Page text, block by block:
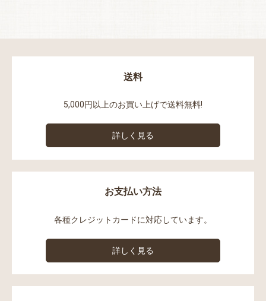
送料
5,000円以上のお買い上げで送料無料!
詳しく見る
お支払い方法
各種クレジットカードに対応しています。
詳しく見る